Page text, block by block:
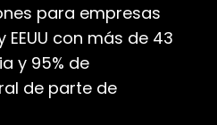
para empresas
con más de 43
y 95% de
de parte de